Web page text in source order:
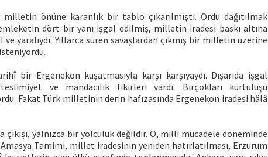
önüne karanlık bir tablo çıkarılmıştı. Ordu dağıtılmak
dört bir yanı işgal edilmiş, milletin iradesi baskı altına
ve yaralıydı. Yıllarca süren savaşlardan çıkmış bir milletin üzerine
bir Ergenekon kuşatmasıyla karşı karşıyaydı. Dışarıda işgal
ve mandacılık fikirleri vardı. Birçokları kurtuluşu
Fakat Türk milletinin derin hafızasında Ergenekon iradesi hâlâ
çıkışı, yalnızca bir yolculuk değildir. O, milli mücadele döneminde
Tamimi, millet iradesinin yeniden hatırlatılması, Erzurum